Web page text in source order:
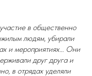
в общественно
людям, убирали
и мероприятиях... Они
друг друга и
в отрядах уделяли